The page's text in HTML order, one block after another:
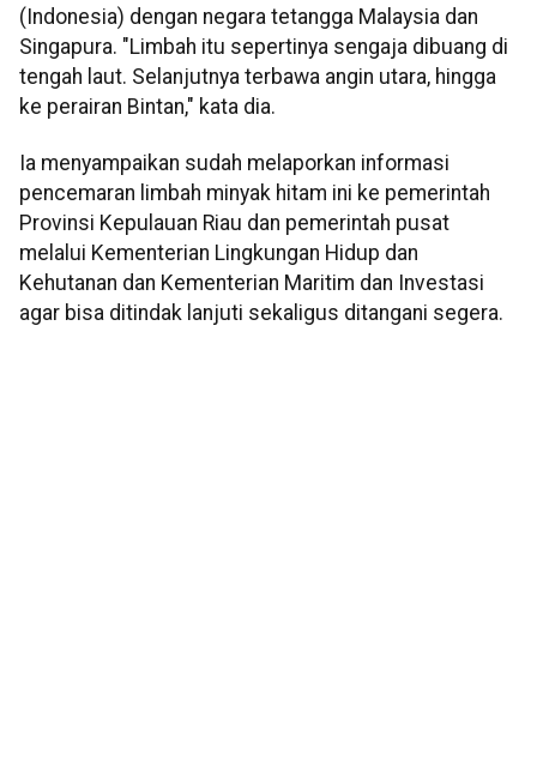
(Indonesia) dengan negara tetangga Malaysia dan
Singapura. "Limbah itu sepertinya sengaja dibuang di
tengah laut. Selanjutnya terbawa angin utara, hingga
ke perairan Bintan," kata dia.
Ia menyampaikan sudah melaporkan informasi
pencemaran limbah minyak hitam ini ke pemerintah
Provinsi Kepulauan Riau dan pemerintah pusat
melalui Kementerian Lingkungan Hidup dan
Kehutanan dan Kementerian Maritim dan Investasi
agar bisa ditindak lanjuti sekaligus ditangani segera.